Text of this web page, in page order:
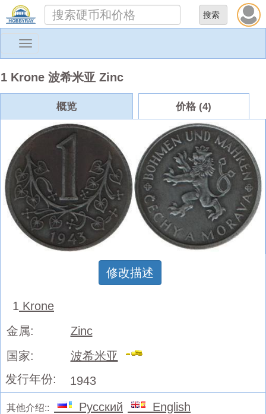
Toggle
1 Krone 波希米亚 Zinc
概览 价格 (4)
修改描述
1 Krone
金属:
Zinc
国家:
波希米亚
发行年份:
1943
其他介绍:: Русский English